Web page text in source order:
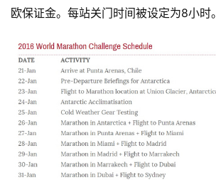
动
欧保证金。每站关门时间被设定为8小时。